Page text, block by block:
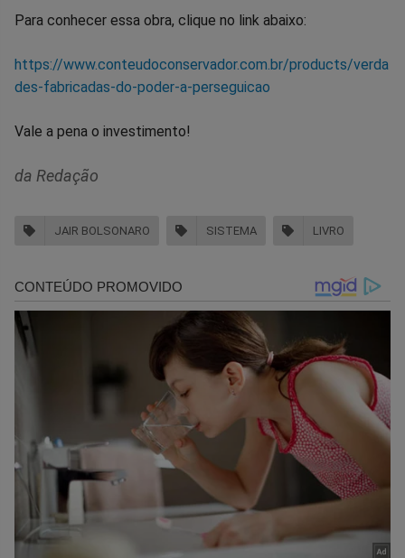
Para conhecer essa obra, clique no link abaixo:
https://www.conteudoconservador.com.br/products/verda
des-fabricadas-do-poder-a-perseguicao
Vale a pena o investimento!
da Redação
JAIR BOLSONARO SISTEMA LIVRO